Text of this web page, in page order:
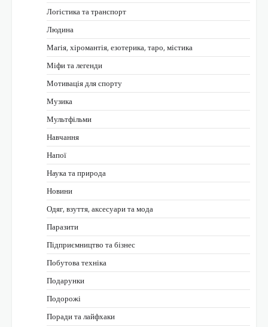
Логістика та транспорт
Людина
Магія, хіромантія, езотерика, таро, містика
Міфи та легенди
Мотивація для спорту
Музика
Мультфільми
Навчання
Напої
Наука та природа
Новини
Одяг, взуття, аксесуари та мода
Паразити
Підприємництво та бізнес
Побутова техніка
Подарунки
Подорожі
Поради та лайфхаки